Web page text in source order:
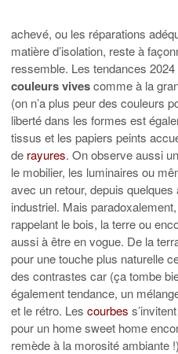
achevé, ou les réparations
matière d’isolation, reste à
ressemble. Les tendances 2024
couleurs vivescomme à la
(on n’a plus peur des couleurs
liberté dans les formes est
tissus et les papiers peints
de rayures. On observe aussi
le mobilier, les luminaires ou
avec un retour, depuis
industriel. Mais
rappelant le bois, la terre ou
aussi à être en vogue. De la
pour une touche plus naturelle
des contrastes car (ça tombe
également tendance, un
et le rétro. Les courbes
pour un home sweet home
remède à la morosité ambiante